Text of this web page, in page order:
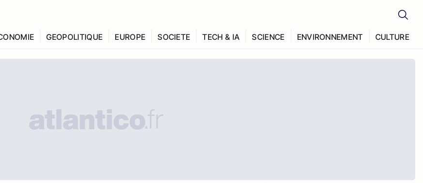
GEOPOLITIQUE EUROPE SOCIETE TECH & IA SCIENCE ENVIRONNEMENT CULTURE